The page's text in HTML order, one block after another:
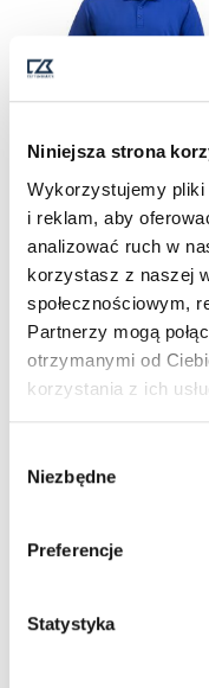
Niniejsza strona
Wykorzystujemy
i reklam, aby
analizować ruch w
korzystasz z naszej
społecznościowym,
Partnerzy mogą
otrzymanymi od
korzystania z ich
Niezbędne
Preferencje
Statystyka
KELOWNA POLO
149,00ZŁ Z VAT